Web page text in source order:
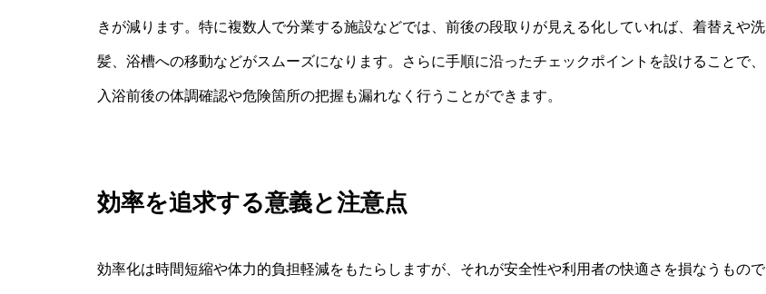
きが減ります。特に複数人で分業する施設などでは、前後の段取りが見える化していれば、着替えや洗
髪、浴槽への移動などがスムーズになります。さらに手順に沿ったチェックポイントを設けることで、
入浴前後の体調確認や危険箇所の把握も漏れなく行うことができます。
効率を追求する意義と注意点
効率化は時間短縮や体力的負担軽減をもたらしますが、それが安全性や利用者の快適さを損なうもので